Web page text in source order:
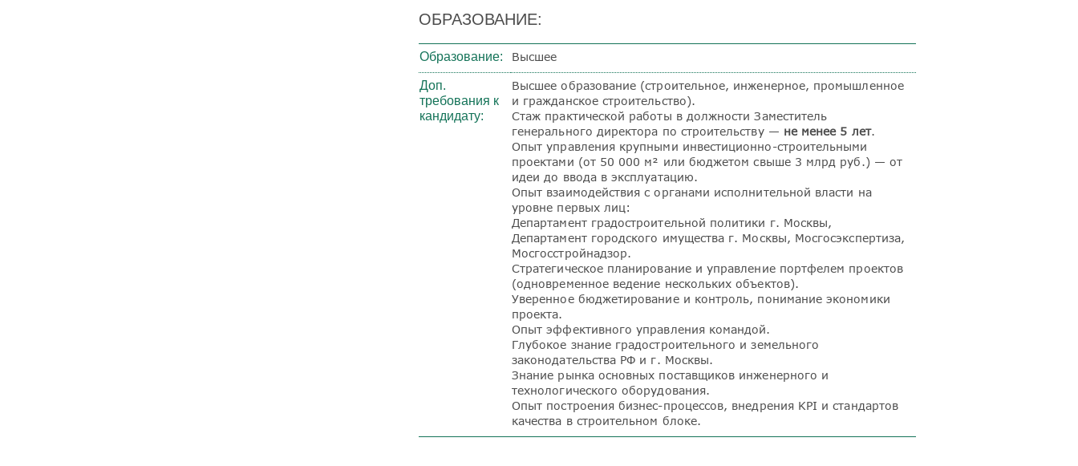
ОБРАЗОВАНИЕ:
Образование: Высшее
Доп.
требования к
кандидату:
Высшее образование (строительное, инженерное, промышленное
и гражданское строительство).
Стаж практической работы в должности Заместитель
генерального директора по строительству — не менее 5 лет.
Опыт управления крупными инвестиционно-строительными
проектами (от 50 000 м² или бюджетом свыше 3 млрд руб.) — от
идеи до ввода в эксплуатацию.
Опыт взаимодействия с органами исполнительной власти на
уровне первых лиц:
Департамент градостроительной политики г. Москвы,
Департамент городского имущества г. Москвы, Мосгосэкспертиза,
Мосгосстройнадзор.
Стратегическое планирование и управление портфелем проектов
(одновременное ведение нескольких объектов).
Уверенное бюджетирование и контроль, понимание экономики
проекта.
Опыт эффективного управления командой.
Глубокое знание градостроительного и земельного
законодательства РФ и г. Москвы.
Знание рынка основных поставщиков инженерного и
технологического оборудования.
Опыт построения бизнес-процессов, внедрения KPI и стандартов
качества в строительном блоке.